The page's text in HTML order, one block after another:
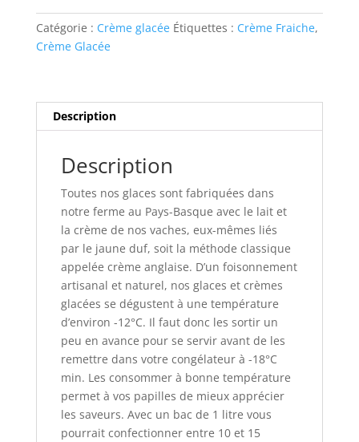
Catégorie : Crème glacée Étiquettes : Crème Fraiche,
Crème Glacée
Description
Description
Toutes nos glaces sont fabriquées dans
notre ferme au Pays-Basque avec le lait et
la crème de nos vaches, eux-mêmes liés
par le jaune duf, soit la méthode classique
appelée crème anglaise. D’un foisonnement
artisanal et naturel, nos glaces et crèmes
glacées se dégustent à une température
d’environ -12°C. Il faut donc les sortir un
peu en avance pour se servir avant de les
remettre dans votre congélateur à -18°C
min. Les consommer à bonne température
permet à vos papilles de mieux apprécier
les saveurs. Avec un bac de 1 litre vous
pourrait confectionner entre 10 et 15